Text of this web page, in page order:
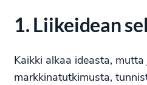
1. Liikeidean
Kaikki alkaa ideasta,
markkinatutkimusta,